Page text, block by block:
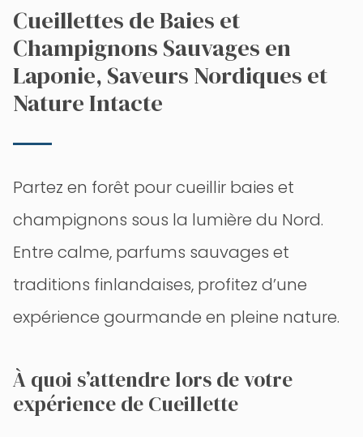
Cueillettes de Baies et
Champignons Sauvages en
Laponie, Saveurs Nordiques et
Nature Intacte
Partez en forêt pour cueillir baies et
champignons sous la lumière du Nord.
Entre calme, parfums sauvages et
traditions finlandaises, profitez d’une
expérience gourmande en pleine nature.
À quoi s’attendre lors de votre
expérience de Cueillette